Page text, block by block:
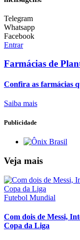
Telegram
Whatsapp
Facebook
Entrar
Farmácias de
Confira as farmácias
Saiba mais
Publicidade
Veja mais
Futebol Mundial
Com dois de Messi,
Copa da Liga